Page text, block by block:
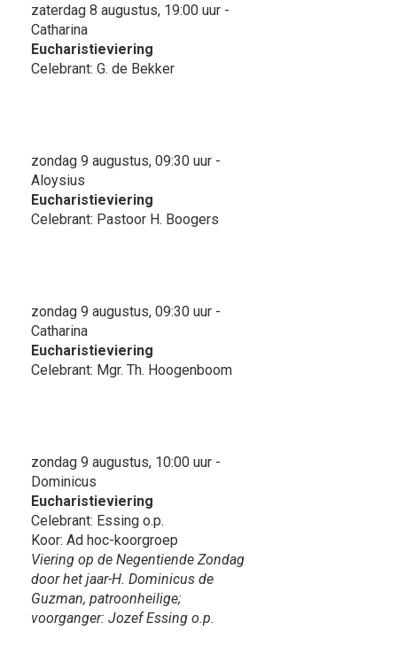
zaterdag 8 augustus, 19:00 uur -
Catharina
Eucharistieviering
Celebrant: G. de Bekker
zondag 9 augustus, 09:30 uur -
Aloysius
Eucharistieviering
Celebrant: Pastoor H. Boogers
zondag 9 augustus, 09:30 uur -
Catharina
Eucharistieviering
Celebrant: Mgr. Th. Hoogenboom
zondag 9 augustus, 10:00 uur -
Dominicus
Eucharistieviering
Celebrant: Essing o.p.
Koor: Ad hoc-koorgroep
Viering op de Negentiende Zondag
door het jaar-H. Dominicus de
Guzman, patroonheilige;
voorganger: Jozef Essing o.p.